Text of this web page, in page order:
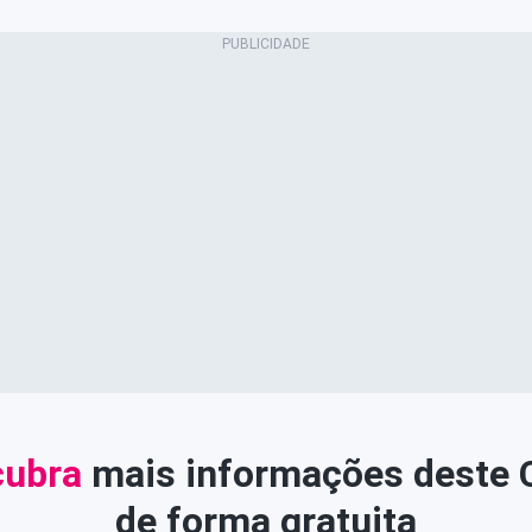
mais informações deste
de forma gratuita